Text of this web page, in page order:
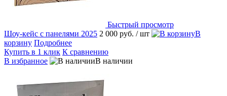
Быстрый просмотр
Шоу-кейс с панелями 2025 2 000 руб. / шт
В
корзину Подробнее
Купить в 1 клик К сравнению
В избранное
В наличии